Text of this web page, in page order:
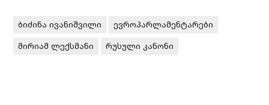
ბიძინა ივანიშვილი
ევროპარლამენტარები
მირიამ ლექსმანი
რუსული კანონი